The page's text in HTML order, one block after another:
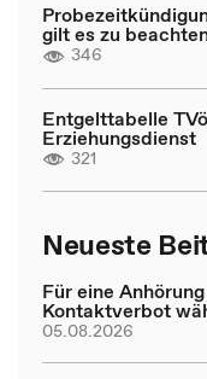
gilt es zu
346
Entgelttabelle
Erziehungsdienst
321
Neueste
Für eine
Kontaktverbot
05.08.2026